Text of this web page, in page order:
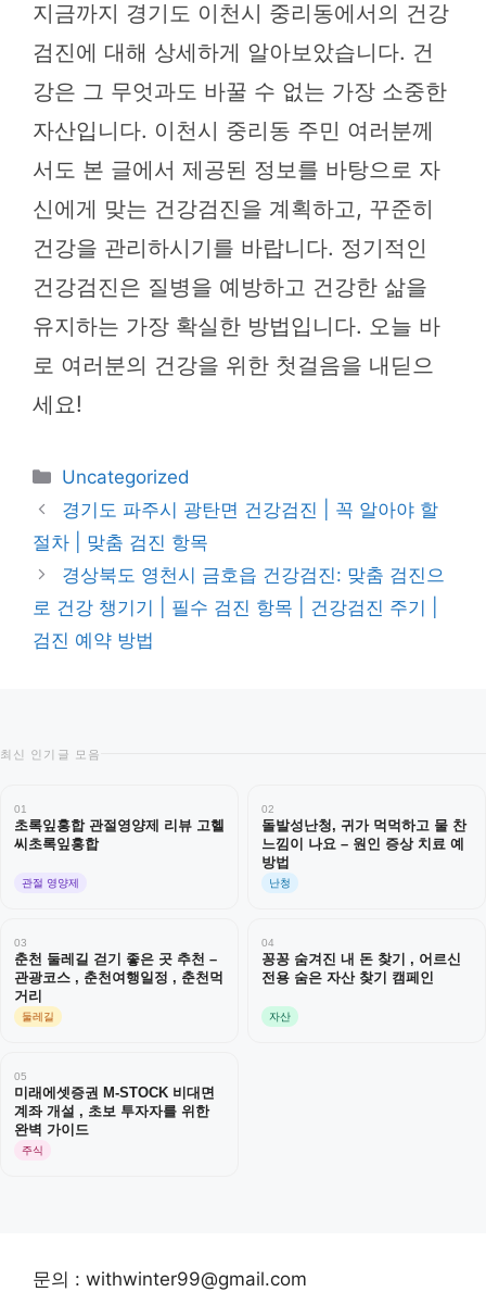
지금까지 경기도 이천시 중리동에서의 건강
검진에 대해 상세하게 알아보았습니다. 건
강은 그 무엇과도 바꿀 수 없는 가장 소중한
자산입니다. 이천시 중리동 주민 여러분께
서도 본 글에서 제공된 정보를 바탕으로 자
신에게 맞는 건강검진을 계획하고, 꾸준히
건강을 관리하시기를 바랍니다. 정기적인
건강검진은 질병을 예방하고 건강한 삶을
유지하는 가장 확실한 방법입니다. 오늘 바
로 여러분의 건강을 위한 첫걸음을 내딛으
세요!
카
테
고
리
Uncategorized
경기도 파주시 광탄면 건강검진 | 꼭 알아야 할
절차 | 맞춤 검진 항목
경상북도 영천시 금호읍 건강검진: 맞춤 검진으
로 건강 챙기기 | 필수 검진 항목 | 건강검진 주기 |
검진 예약 방법
최신 인기글 모음
01
초록잎홍합 관절영양제 리뷰 고헬
씨초록잎홍합
관절 영양제
02
돌발성난청, 귀가 먹먹하고 물 찬
느낌이 나요 – 원인 증상 치료 예
방법
난청
03
춘천 둘레길 걷기 좋은 곳 추천 –
관광코스 , 춘천여행일정 , 춘천먹
거리
둘레길
04
꽁꽁 숨겨진 내 돈 찾기 , 어르신
전용 숨은 자산 찾기 캠페인
자산
05
미래에셋증권 M-STOCK 비대면
계좌 개설 , 초보 투자자를 위한
완벽 가이드
주식
문의 : withwinter99@gmail.com